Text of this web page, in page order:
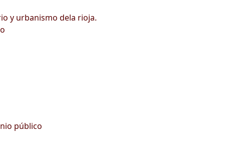
y urbanismo dela rioja.
público